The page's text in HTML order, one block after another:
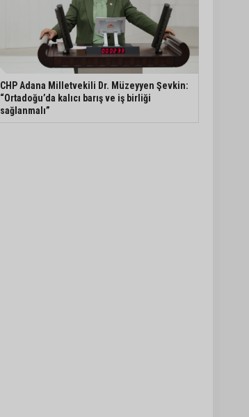
CHP Adana Milletvekili Dr. Müzeyyen Şevkin:
“Ortadoğu’da kalıcı barış ve iş birliği
sağlanmalı”